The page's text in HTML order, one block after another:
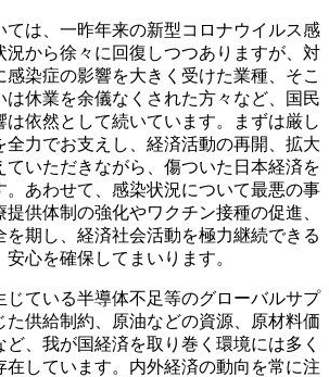
は、一昨年来の新型コロナウイルス感
況から徐々に回復しつつありますが、対
染症の影響を大きく受けた業種、そこ
は休業を余儀なくされた方々など、国民
は依然として続いています。まずは厳し
全力でお支えし、経済活動の再開、拡大
ていただきながら、傷ついた日本経済を
。あわせて、感染状況について最悪の事
供体制の強化やワクチン接種の促進、
を期し、経済社会活動を極力継続できる
心を確保してまいります。
ている半導体不足等のグローバルサプ
た供給制約、原油などの資源、原材料価
、我が国経済を取り巻く環境には多く
在しています。内外経済の動向を常に注